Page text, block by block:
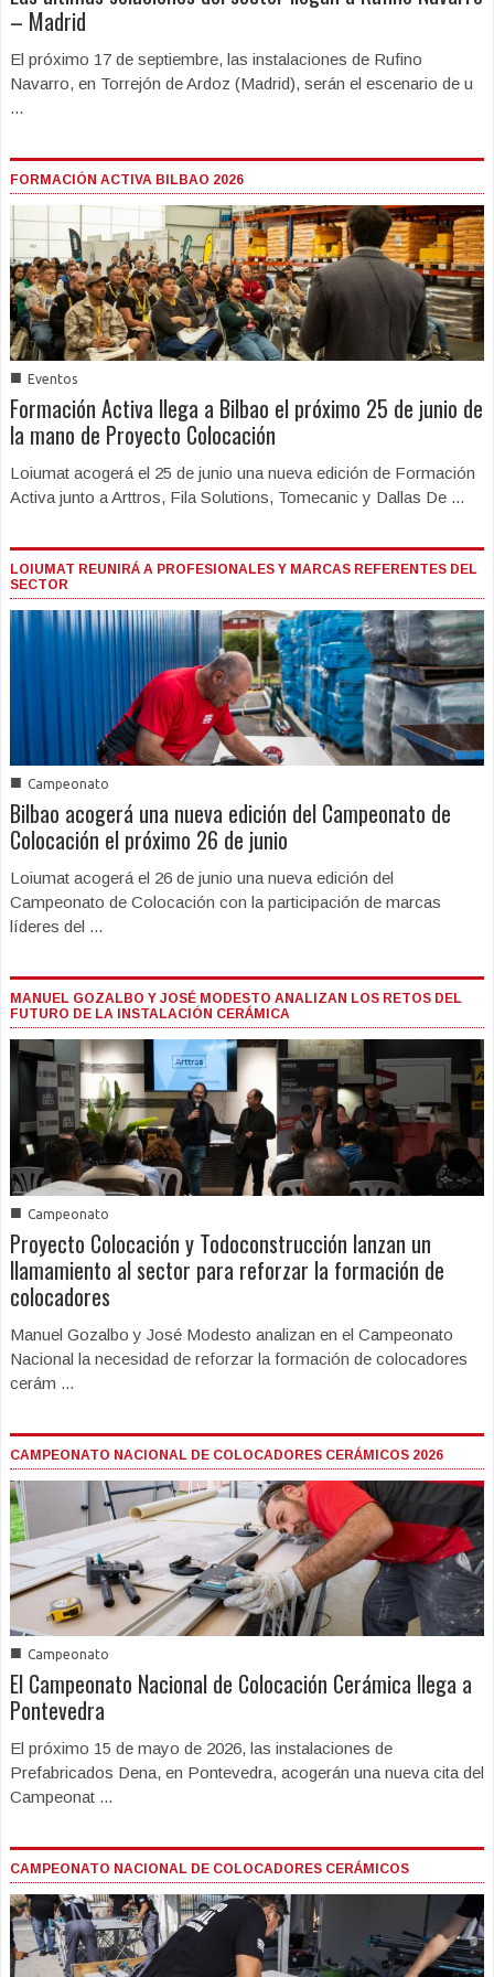
– Madrid
El próximo 17 de septiembre, las instalaciones de Rufino
Navarro, en Torrejón de Ardoz (Madrid), serán el escenario de u
...
FORMACIÓN ACTIVA BILBAO 2026
■ Eventos
Formación Activa llega a Bilbao el próximo 25 de junio de
la mano de Proyecto Colocación
Loiumat acogerá el 25 de junio una nueva edición de Formación
Activa junto a Arttros, Fila Solutions, Tomecanic y Dallas De ...
LOIUMAT REUNIRÁ A PROFESIONALES Y MARCAS REFERENTES DEL
SECTOR
■ Campeonato
Bilbao acogerá una nueva edición del Campeonato de
Colocación el próximo 26 de junio
Loiumat acogerá el 26 de junio una nueva edición del
Campeonato de Colocación con la participación de marcas
líderes del ...
MANUEL GOZALBO Y JOSÉ MODESTO ANALIZAN LOS RETOS DEL
FUTURO DE LA INSTALACIÓN CERÁMICA
■ Campeonato
Proyecto Colocación y Todoconstrucción lanzan un
llamamiento al sector para reforzar la formación de
colocadores
Manuel Gozalbo y José Modesto analizan en el Campeonato
Nacional la necesidad de reforzar la formación de colocadores
cerám ...
CAMPEONATO NACIONAL DE COLOCADORES CERÁMICOS 2026
■ Campeonato
El Campeonato Nacional de Colocación Cerámica llega a
Pontevedra
El próximo 15 de mayo de 2026, las instalaciones de
Prefabricados Dena, en Pontevedra, acogerán una nueva cita del
Campeonat ...
CAMPEONATO NACIONAL DE COLOCADORES CERÁMICOS